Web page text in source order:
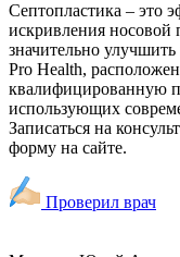
Септопластика – это
искривления носовой
значительно
Pro Health,
квалифицированную
использующих
Записаться на
форму на сайте.
Проверил врач